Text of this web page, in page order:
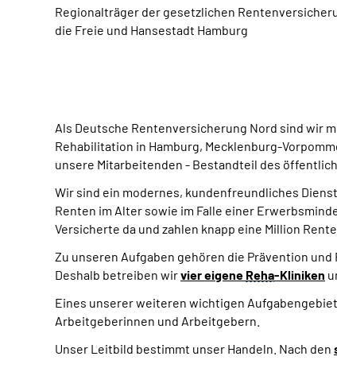
Regionalträger der gesetzlichen
die Freie und Hansestadt Hamburg
Als Deutsche Rentenversicherung Nord sind wir
Rehabilitation in Hamburg, Mecklenburg-
unsere Mitarbeitenden - Bestandteil des
Wir sind ein modernes, kundenfreundliches
Renten im Alter sowie im Falle einer
Versicherte da und zahlen knapp eine Million
Zu unseren Aufgaben gehören die Prävention
Deshalb betreiben wirvier eigene Reha-Kliniken
Eines unserer weiteren wichtigen
Arbeitgeberinnen und Arbeitgebern.
Unser Leitbild bestimmt unser Handeln. Nach den